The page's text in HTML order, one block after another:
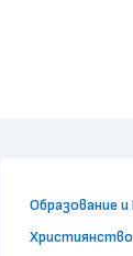
Образование и